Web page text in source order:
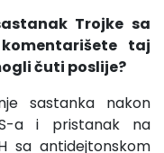
Trojke sa
taj
čuti poslije?
sastanka nakon
a i pristanak na
sa antidejtonskom